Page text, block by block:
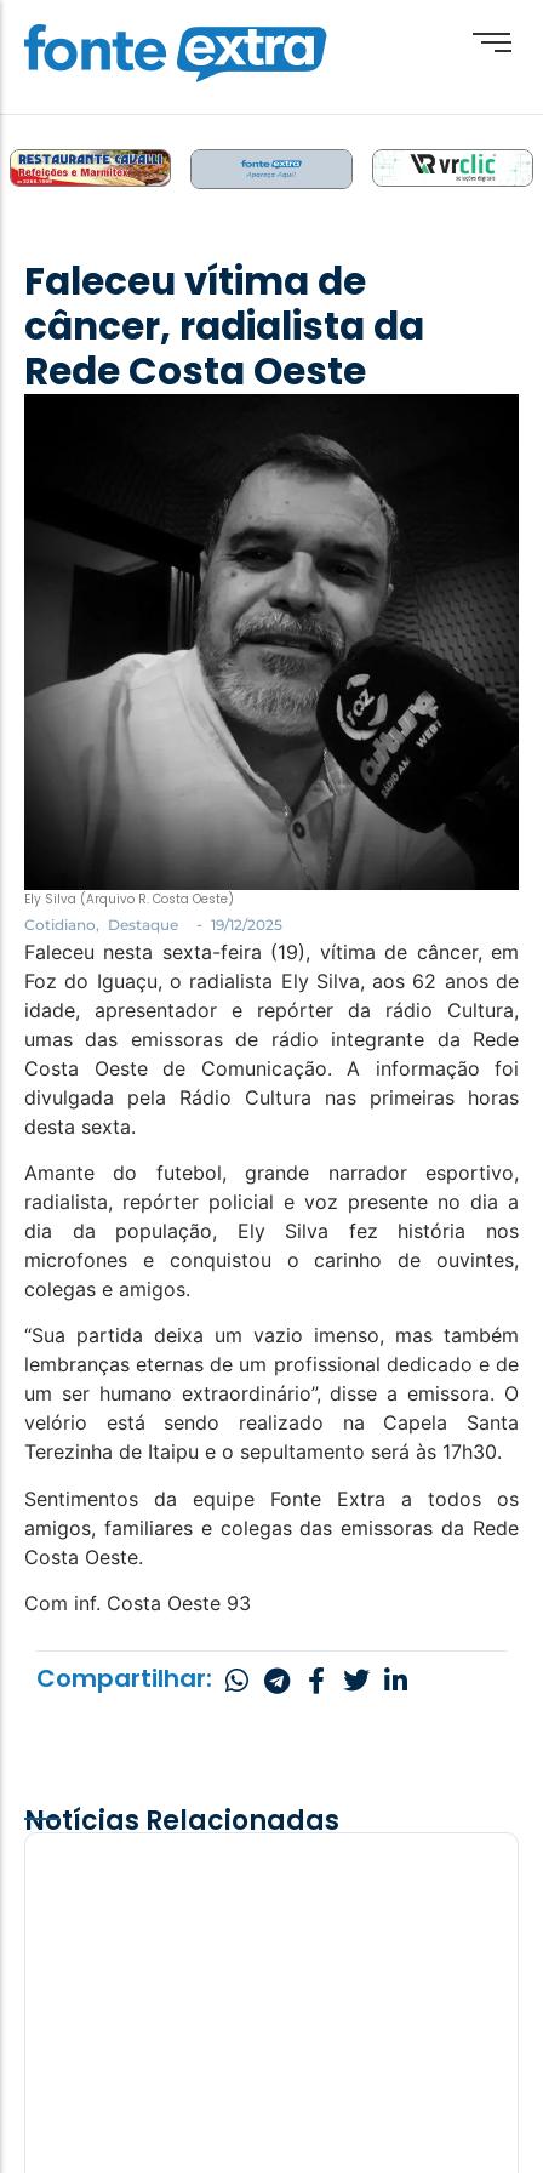
Destaque
Esporte
Geral
Santa Helena e Região
Saúde e Bem-Estar
Faleceu vítima de
câncer, radialista da
Rede Costa Oeste
Ely Silva (Arquivo R. Costa Oeste)
Cotidiano, Destaque - 19/12/2025
Faleceu nesta sexta-feira (19), vítima de câncer, em
Foz do Iguaçu, o radialista Ely Silva, aos 62 anos de
idade, apresentador e repórter da rádio Cultura,
umas das emissoras de rádio integrante da Rede
Costa Oeste de Comunicação. A informação foi
divulgada pela Rádio Cultura nas primeiras horas
desta sexta.
Amante do futebol, grande narrador esportivo,
radialista, repórter policial e voz presente no dia a
dia da população, Ely Silva fez história nos
microfones e conquistou o carinho de ouvintes,
colegas e amigos.
“Sua partida deixa um vazio imenso, mas também
lembranças eternas de um profissional dedicado e de
um ser humano extraordinário”, disse a emissora. O
velório está sendo realizado na Capela Santa
Terezinha de Itaipu e o sepultamento será às 17h30.
Sentimentos da equipe Fonte Extra a todos os
amigos, familiares e colegas das emissoras da Rede
Costa Oeste.
Com inf. Costa Oeste 93
Compartilhar:
Notícias Relacionadas